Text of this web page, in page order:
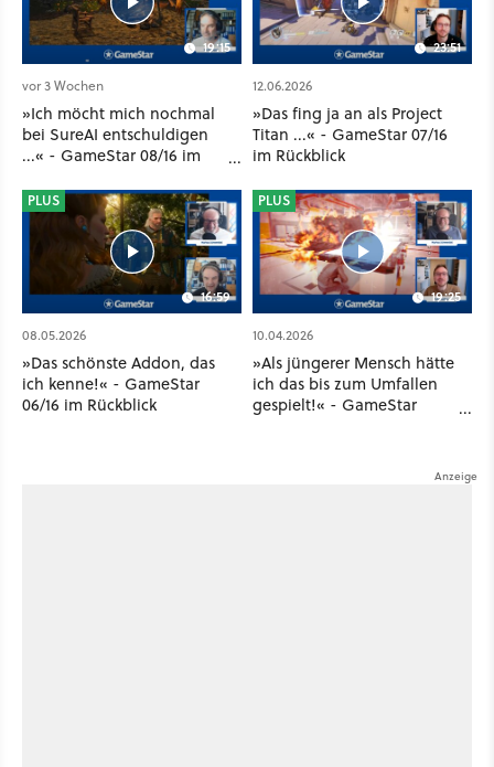
19:15
vor 3 Wochen
»Ich möcht mich nochmal
bei SureAI entschuldigen
...« - GameStar 08/16 im
23:51
12.06.2026
»Das fing ja an als Project
Titan ...« - GameStar 07/16
im Rückblick
16:59
PLUS
08.05.2026
»Das schönste Addon, das
ich kenne!« - GameStar
06/16 im Rückblick
19:25
PLUS
10.04.2026
»Als jüngerer Mensch hätte
ich das bis zum Umfallen
gespielt!« - GameStar